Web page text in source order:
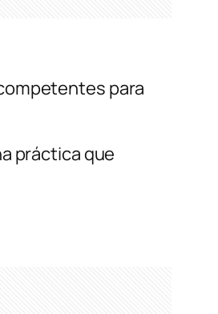
para
práctica que